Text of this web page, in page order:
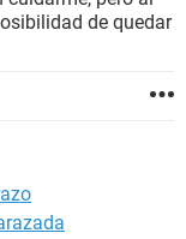
de quedar